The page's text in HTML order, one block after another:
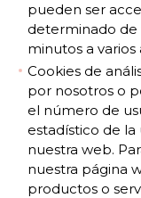
pueden ser
determinado de
minutos a varios
Cookies de
por nosotros o
el número de
estadístico de la
nuestra web.
nuestra página
productos o